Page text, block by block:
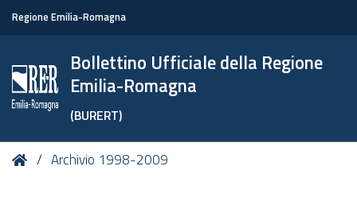
Regione Emilia-Romagna
Bollettino Ufficiale della Regione
Emilia-Romagna
(BURERT)
Tu HomeArchivio 1998-2009